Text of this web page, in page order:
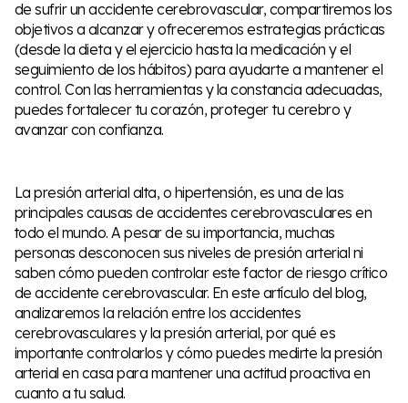
de sufrir un accidente cerebrovascular, compartiremos los
objetivos a alcanzar y ofreceremos estrategias prácticas
(desde la dieta y el ejercicio hasta la medicación y el
seguimiento de los hábitos) para ayudarte a mantener el
control. Con las herramientas y la constancia adecuadas,
puedes fortalecer tu corazón, proteger tu cerebro y
avanzar con confianza.
La presión arterial alta, o hipertensión, es una de las
principales causas de accidentes cerebrovasculares en
todo el mundo. A pesar de su importancia, muchas
personas desconocen sus niveles de presión arterial ni
saben cómo pueden controlar este factor de riesgo crítico
de accidente cerebrovascular. En este artículo del blog,
analizaremos la relación entre los accidentes
cerebrovasculares y la presión arterial, por qué es
importante controlarlos y cómo puedes medirte la presión
arterial en casa para mantener una actitud proactiva en
cuanto a tu salud.